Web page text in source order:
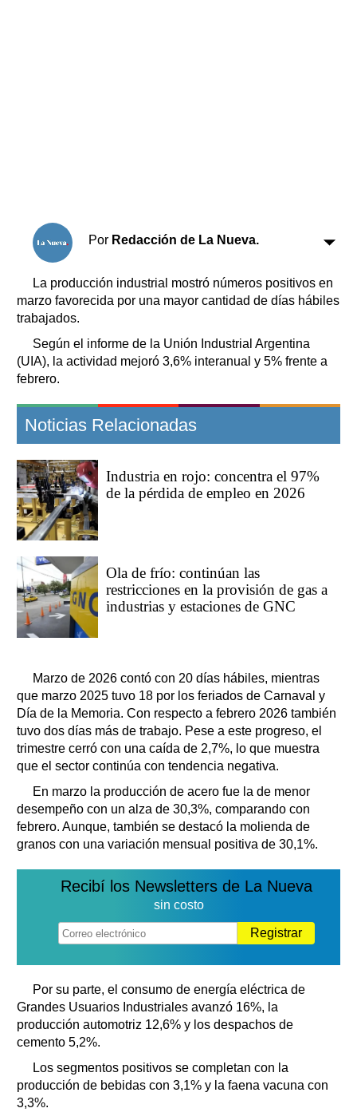
Por Redacción de La Nueva.
La producción industrial mostró números positivos en
marzo favorecida por una mayor cantidad de días hábiles
trabajados.
Según el informe de la Unión Industrial Argentina
(UIA), la actividad mejoró 3,6% interanual y 5% frente a
febrero.
Noticias Relacionadas
Industria en rojo: concentra el 97%
de la pérdida de empleo en 2026
Ola de frío: continúan las
restricciones en la provisión de gas a
industrias y estaciones de GNC
Marzo de 2026 contó con 20 días hábiles, mientras
que marzo 2025 tuvo 18 por los feriados de Carnaval y
Día de la Memoria. Con respecto a febrero 2026 también
tuvo dos días más de trabajo. Pese a este progreso, el
trimestre cerró con una caída de 2,7%, lo que muestra
que el sector continúa con tendencia negativa.
En marzo la producción de acero fue la de menor
desempeño con un alza de 30,3%, comparando con
febrero. Aunque, también se destacó la molienda de
granos con una variación mensual positiva de 30,1%.
Recibí los Newsletters de La Nueva
sin costo
Registrar
Por su parte, el consumo de energía eléctrica de
Grandes Usuarios Industriales avanzó 16%, la
producción automotriz 12,6% y los despachos de
cemento 5,2%.
Los segmentos positivos se completan con la
producción de bebidas con 3,1% y la faena vacuna con
3,3%.